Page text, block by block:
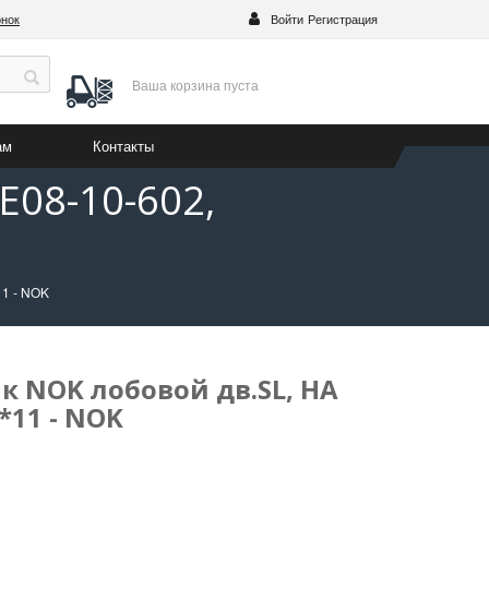
Войти Регистрация
Ваша корзина пуста
Контакты
10-602,
- NOK
NOK лобовой дв.SL, HA
- NOK